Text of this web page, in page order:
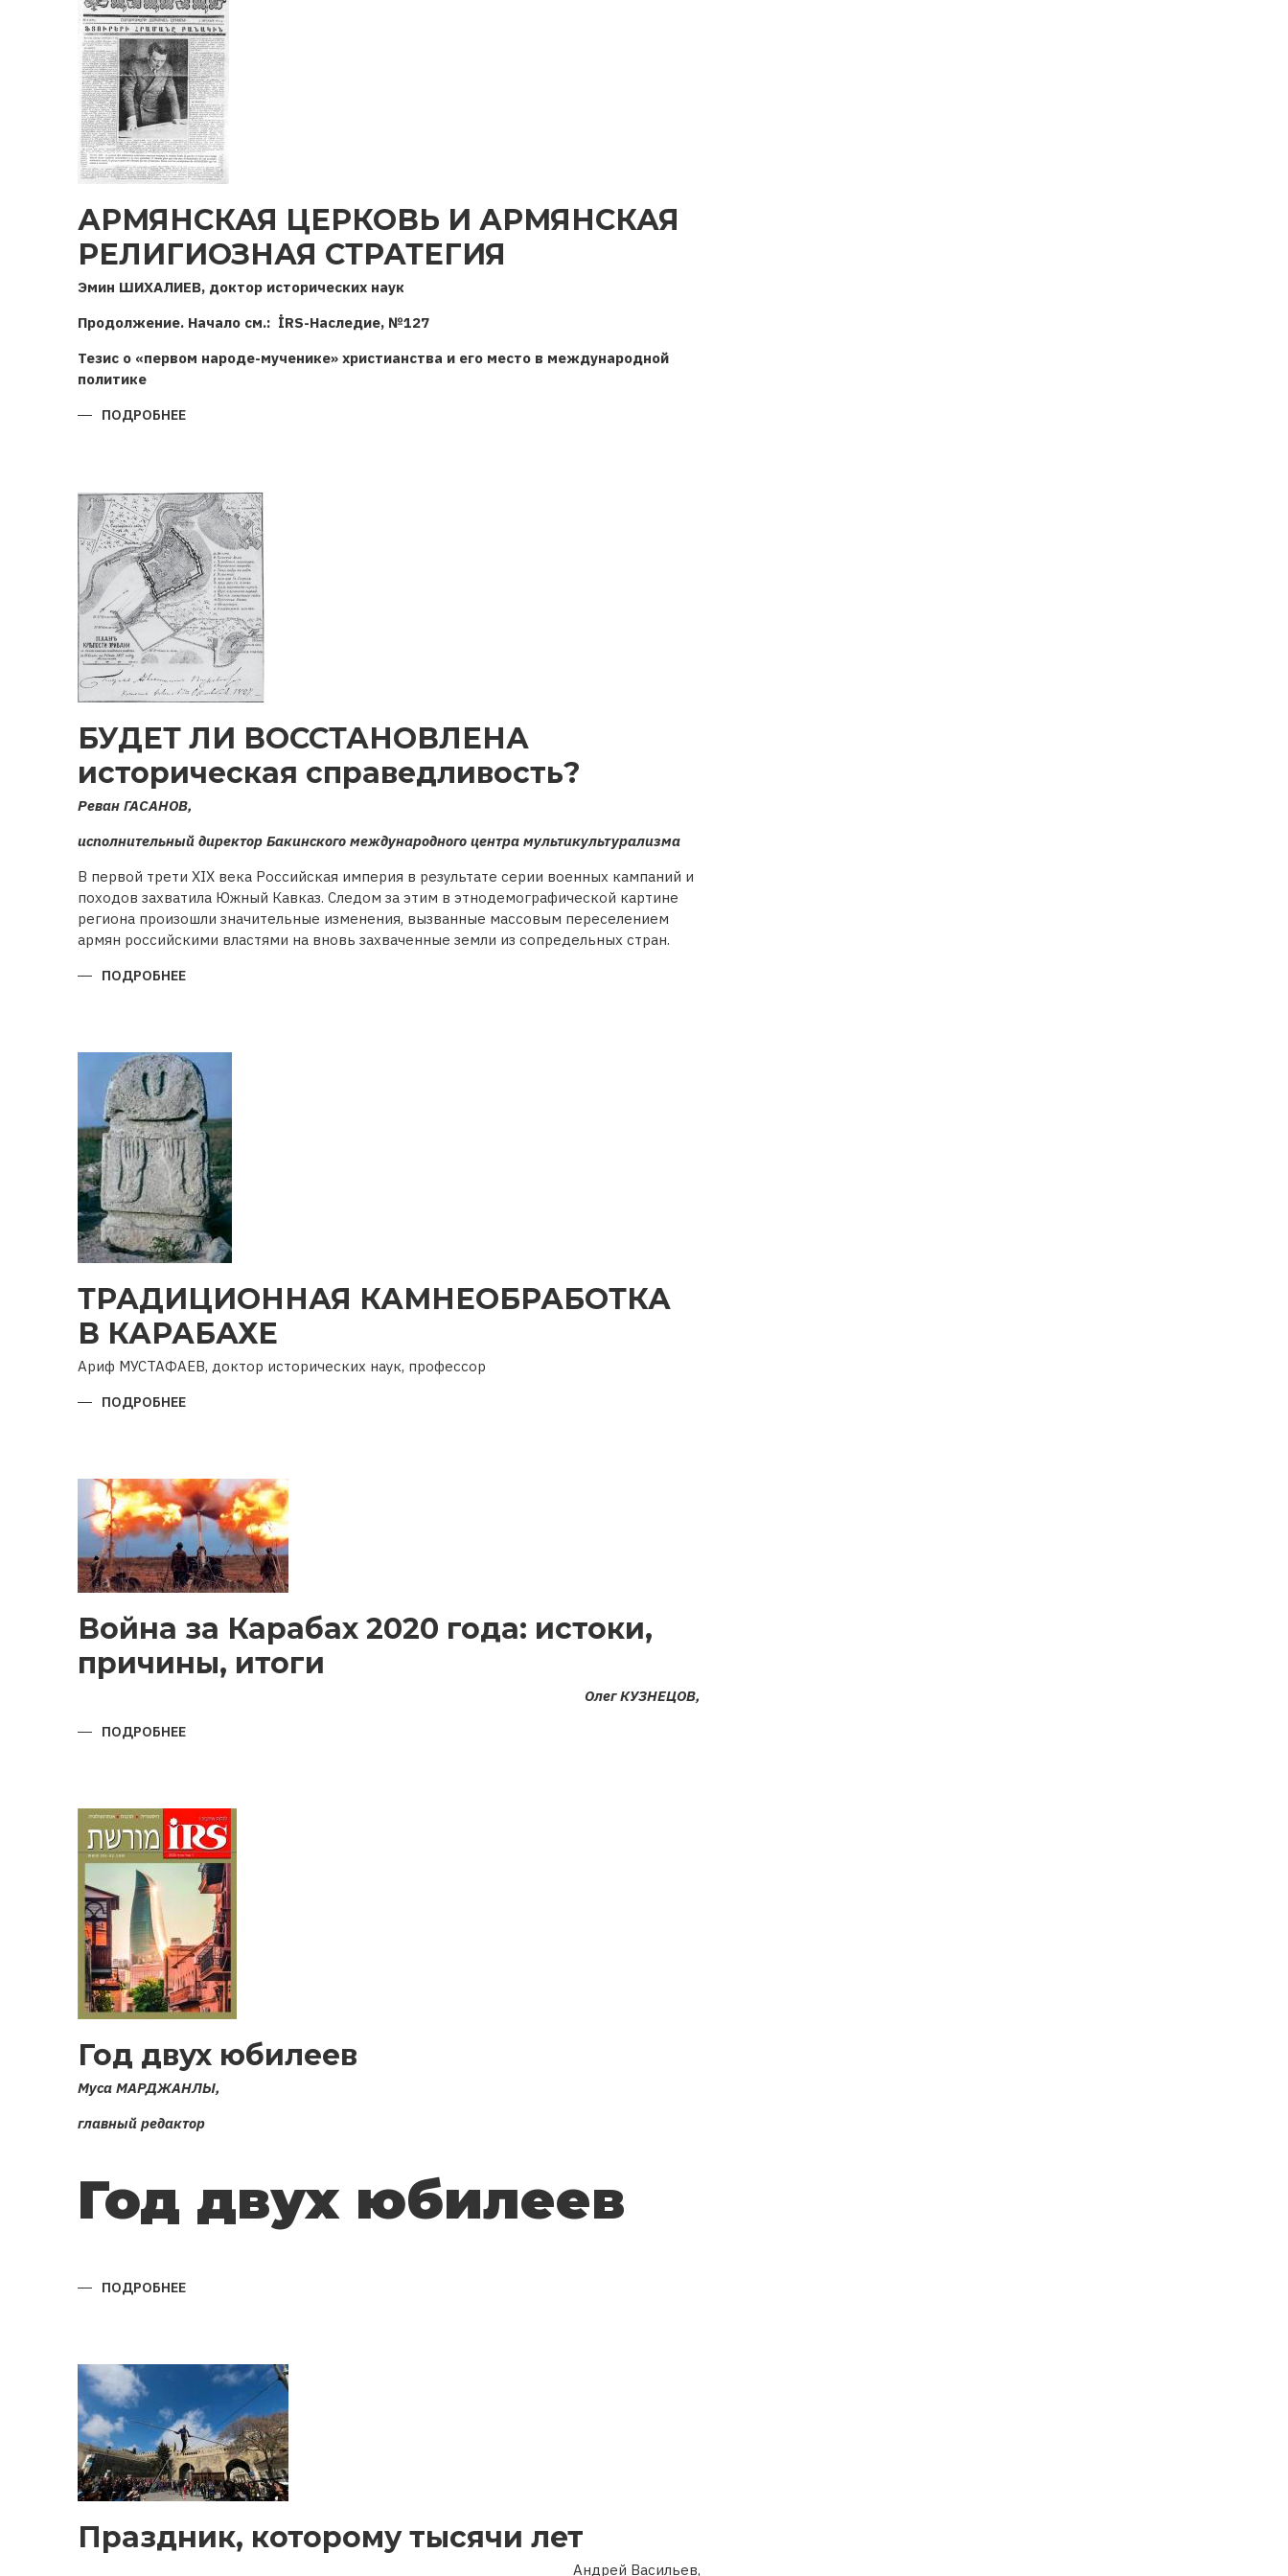
АРМЯНСКАЯ ЦЕРКОВЬ И АРМЯНСКАЯ
РЕЛИГИОЗНАЯ СТРАТЕГИЯ
Эмин ШИХАЛИЕВ, доктор исторических наук
Продолжение. Начало см.: İRS-Наследие, №127
Тезис о «первом народе-мученике» христианства и его место в международной
политике
ПОДРОБНЕЕ
СТРАТЕГИЯ
БУДЕТ ЛИ ВОССТАНОВЛЕНА
историческая справедливость?
Реван ГАСАНОВ,
исполнительный директор Бакинского международного центра мультикультурализма
В первой трети XIX века Российская империя в результате серии военных кампаний и
походов захватила Южный Кавказ. Следом за этим в этнодемографической картине
региона произошли значительные изменения, вызванные массовым переселением
армян российскими властями на вновь захваченные земли из сопредельных стран.
ПОДРОБНЕЕ
ТРАДИЦИОННАЯ КАМНЕОБРАБОТКА
В КАРАБАХЕ
Ариф МУСТАФАЕВ, доктор исторических наук, профессор
ПОДРОБНЕЕ
Война за Карабах 2020 года: истоки,
причины, итоги
Олег КУЗНЕЦОВ,
ПОДРОБНЕЕ
ИСТОКИ,
ПРИЧИНЫ,
ИТОГИ
Год двух юбилеев
Муса МАРДЖАНЛЫ,
главный редактор
Год двух юбилеев
ПОДРОБНЕЕ
Праздник, которому тысячи лет
Андрей Васильев,